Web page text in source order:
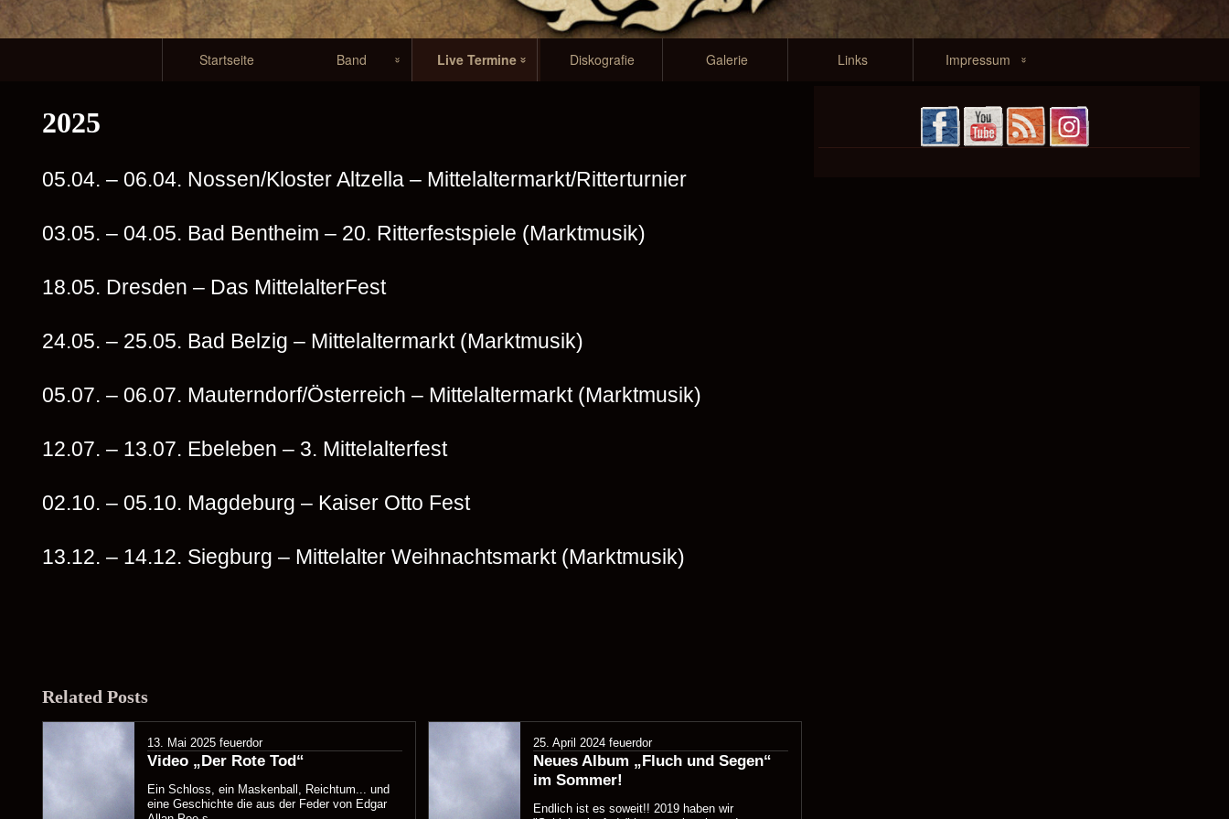
Startseite Band
Inge das
Feuerdohle
Live Termine
2024
2023
2020
2019
Diskografie Galerie Links Impressum
Kontakt
Haftung &
2025
05.04. – 06.04. Nossen/Kloster Altzella – Mittelaltermarkt/Ritterturnier
03.05. – 04.05. Bad Bentheim – 20. Ritterfestspiele (Marktmusik)
18.05. Dresden – Das MittelalterFest
24.05. – 25.05. Bad Belzig – Mittelaltermarkt (Marktmusik)
05.07. – 06.07. Mauterndorf/Österreich – Mittelaltermarkt (Marktmusik)
12.07. – 13.07. Ebeleben – 3. Mittelalterfest
02.10. – 05.10. Magdeburg – Kaiser Otto Fest
13.12. – 14.12. Siegburg – Mittelalter Weihnachtsmarkt (Marktmusik)
Related Posts
13. Mai 2025 feuerdor
Video „Der Rote Tod“
Ein Schloss, ein Maskenball, Reichtum... und
eine Geschichte die aus der Feder von Edgar
25. April 2024 feuerdor
Neues Album „Fluch und Segen“
im Sommer!
Endlich ist es soweit!! 2019 haben wir